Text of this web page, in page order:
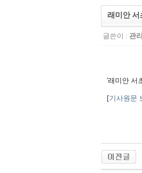
래미안 서
글쓴이 : 관
'래미안 서
[기사원문